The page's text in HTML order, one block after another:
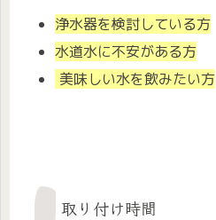
浄水器を検討している方
水道水に不安がある方
美味しい水を飲みたい方
取り付け時間